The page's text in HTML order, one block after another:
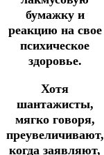
бумажку и
реакцию на свое
психическое
здоровье.
Хотя
шантажисты,
мягко говоря,
преувеличивают,
когда заявляют,